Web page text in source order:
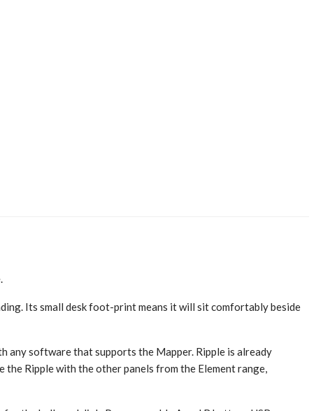
Its small desk foot-print means it will sit comfortably beside
any software that supports the Mapper. Ripple is already
the Ripple with the other panels from the Element range,